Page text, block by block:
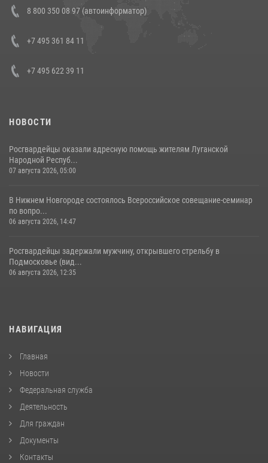
боевого опыта
8 800 350 08 97 (автоинформатор)
+7 495 361 84 11
+7 495 622 39 11
НОВОСТИ
Росгвардейцы оказали адресную помощь жителям Луганской
Народной Респуб...
07 августа 2026, 05:00
В Нижнем Новгороде состоялось Всероссийское совещание-семинар
по вопро...
06 августа 2026, 14:47
Росгвардейцы задержали мужчину, открывшего стрельбу в
Подмосковье (вид...
06 августа 2026, 12:35
НАВИГАЦИЯ
Главная
Новости
Федеральная служба
Деятельность
Для граждан
Документы
Контакты